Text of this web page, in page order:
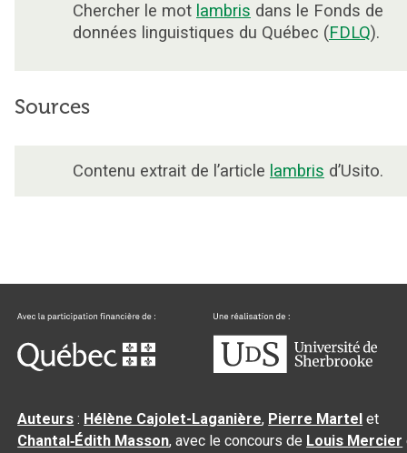
Chercher le mot lambris dans le Fonds de
données linguistiques du Québec (FDLQ).
Sources
Contenu extrait de l’article lambris d’Usito.
Auteurs : Hélène Cajolet-Laganière, Pierre Martel et
Chantal‑Édith Masson, avec le concours de Louis Mercier